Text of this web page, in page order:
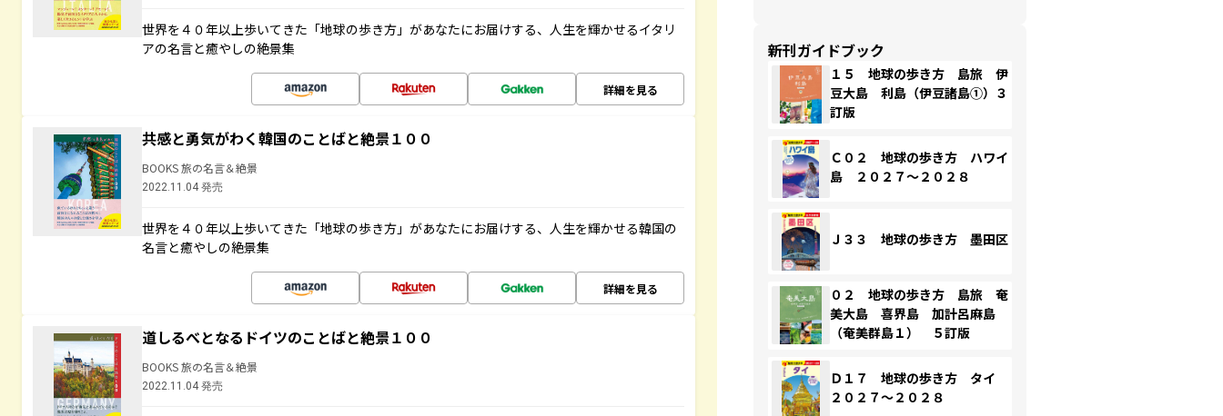
世界を４０年以上歩いてきた「地球の歩き方」があなたにお届けする、人生を輝かせるイタリ
アの名言と癒やしの絶景集
詳細を見る
共感と勇気がわく韓国のことばと絶景１００
BOOKS 旅の名言＆絶景
2022.11.04 発売
世界を４０年以上歩いてきた「地球の歩き方」があなたにお届けする、人生を輝かせる韓国の
名言と癒やしの絶景集
詳細を見る
道しるべとなるドイツのことばと絶景１００
BOOKS 旅の名言＆絶景
2022.11.04 発売
新刊ガイドブック
１５ 地球の歩き方 島旅 伊
豆大島 利島（伊豆諸島①）３
訂版
Ｃ０２ 地球の歩き方 ハワイ
島 ２０２７～２０２８
Ｊ３３ 地球の歩き方 墨田区
０２ 地球の歩き方 島旅 奄
美大島 喜界島 加計呂麻島
（奄美群島１） ５訂版
Ｄ１７ 地球の歩き方 タイ
２０２７～２０２８